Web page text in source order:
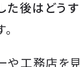
た後はどう
工務店を